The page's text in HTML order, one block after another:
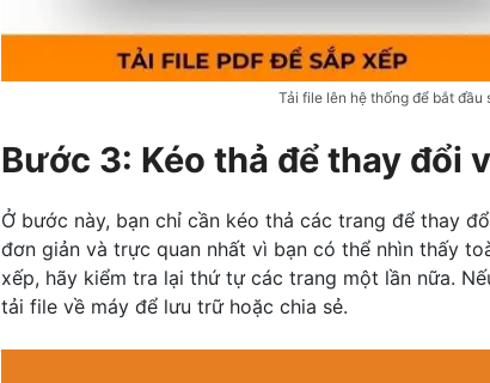
Tải file lên hệ thống để bắt đầu
Bước 3: Kéo thả để thay đổi
Ở bước này, bạn chỉ cần kéo thả các trang để thay
đơn giản và trực quan nhất vì bạn có thể nhìn thấy
xếp, hãy kiểm tra lại thứ tự các trang một lần nữa.
tải file về máy để lưu trữ hoặc chia sẻ.